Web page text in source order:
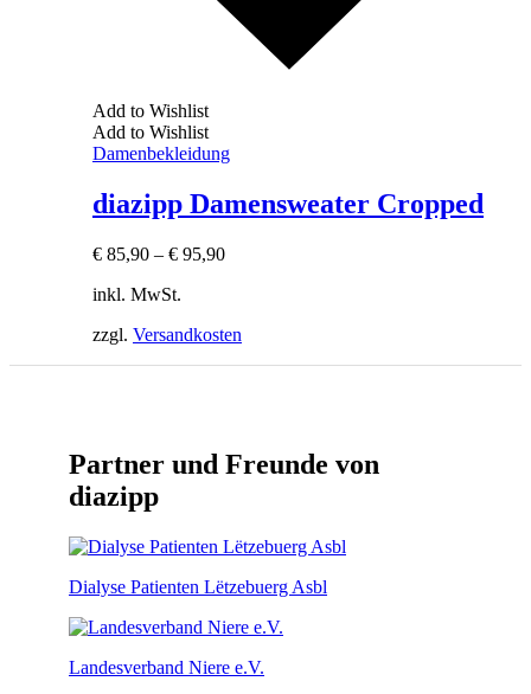
Add to Wishlist
Add to Wishlist
Damenbekleidung
diazipp Damensweater Cropped
€ 85,90 – € 95,90
inkl. MwSt.
zzgl. Versandkosten
Partner und Freunde von
diazipp
Dialyse Patienten Lëtzebuerg Asbl
Landesverband Niere e.V.